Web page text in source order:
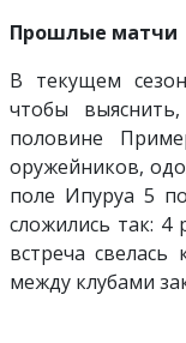
Прошлые матчи
В текущем
чтобы
половине
оружейников,
поле Ипуруа 5
сложились так: 4
встреча
между клубами